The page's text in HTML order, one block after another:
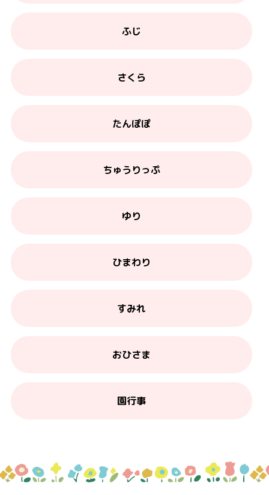
ふじ
さくら
たんぽぽ
ちゅうりっぷ
ゆり
ひまわり
すみれ
おひさま
園行事